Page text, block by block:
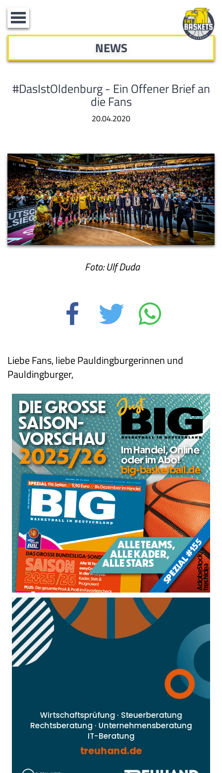
Toggle
navigation
NEWS
#DasIstOldenburg - Ein Offener Brief an
die Fans
20.04.2020
Foto: Ulf Duda
Liebe Fans, liebe Pauldingburgerinnen und
Pauldingburger,